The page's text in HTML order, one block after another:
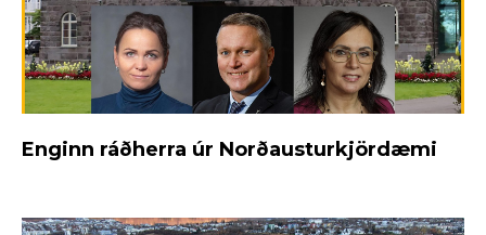
Enginn ráðherra úr Norðausturkjördæmi